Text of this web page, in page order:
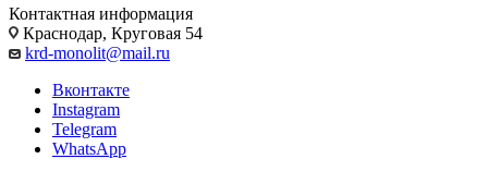
Контактная информация
Краснодар, Круговая 54
krd-monolit@mail.ru
Вконтакте
Instagram
Telegram
WhatsApp